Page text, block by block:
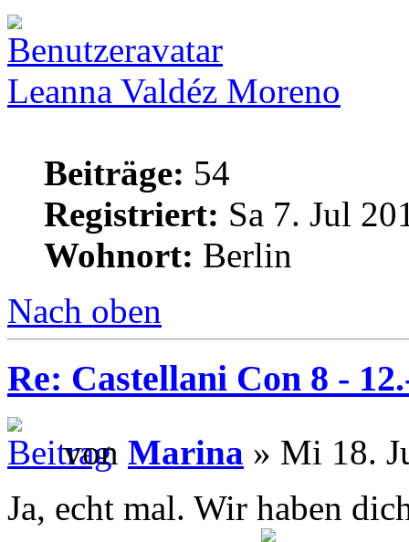
Leanna Valdéz Moreno
Beiträge: 54
Registriert: Sa 7. Jul
Wohnort: Berlin
Nach oben
Re: Castellani Con 8 -
von Marina » Mi 18.
Ja, echt mal. Wir haben